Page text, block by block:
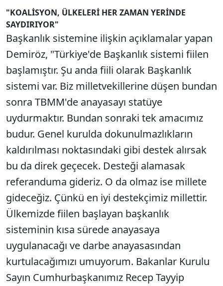
"KOALİSYON, ÜLKELERİ HER ZAMAN YERİNDE
SAYDIRIYOR"
Başkanlık sistemine ilişkin açıklamalar yapan
Demiröz, "Türkiye'de Başkanlık sistemi fiilen
başlamıştır. Şu anda fiili olarak Başkanlık
sistemi var. Biz milletvekillerine düşen bundan
sonra TBMM'de anayasayı statüye
uydurmaktır. Bundan sonraki tek amacımız
budur. Genel kurulda dokunulmazlıkların
kaldırılması noktasındaki gibi destek alırsak
bu da direk geçecek. Desteği alamasak
referanduma gideriz. O da olmaz ise millete
gideceğiz. Çünkü en iyi destekçimiz millettir.
Ülkemizde fiilen başlayan başkanlık
sisteminin kısa sürede anayasaya
uygulanacağı ve darbe anayasasından
kurtulacağımızı umuyorum. Bakanlar Kurulu
Sayın Cumhurbaşkanımız Recep Tayyip